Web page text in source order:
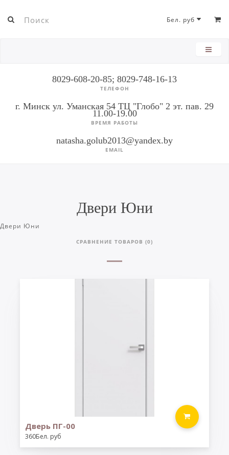
Бел. руб
8029-608-20-85; 8029-748-16-13
ТЕЛЕФОН
г. Минск ул. Уманская 54 ТЦ "Глобо" 2 эт. пав. 29
11.00-19.00
ВРЕМЯ РАБОТЫ
natasha.golub2013@yandex.by
EMAIL
Двери Юни
Двери Юни
СРАВНЕНИЕ ТОВАРОВ (0)
Дверь ПГ-00
360Бел. руб